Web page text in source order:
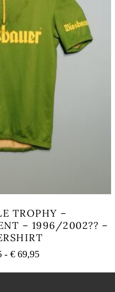
productpagina
TROPHY –
– 1996/2002?? –
- €69,95Prijsklasse:
tot